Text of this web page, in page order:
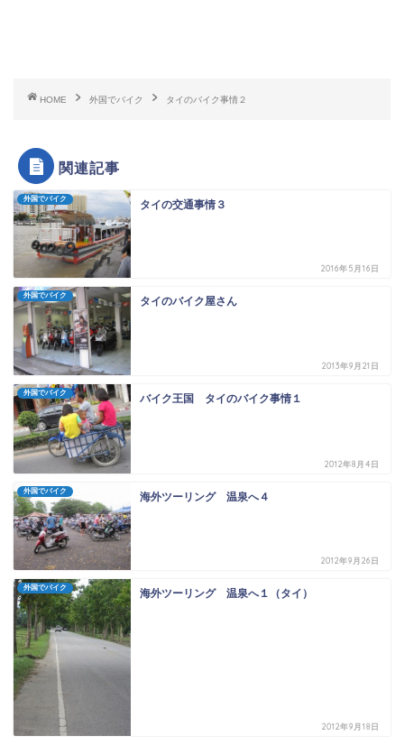
HOME 外国でバイク タイのバイク事情２
関連記事
外国でバイク タイの交通事情３
2016年5月16日
外国でバイク タイのバイク屋さん
2013年9月21日
外国でバイク バイク王国 タイのバイク事情１
2012年8月4日
外国でバイク 海外ツーリング 温泉へ４
2012年9月26日
外国でバイク 海外ツーリング 温泉へ１（タイ）
2012年9月18日